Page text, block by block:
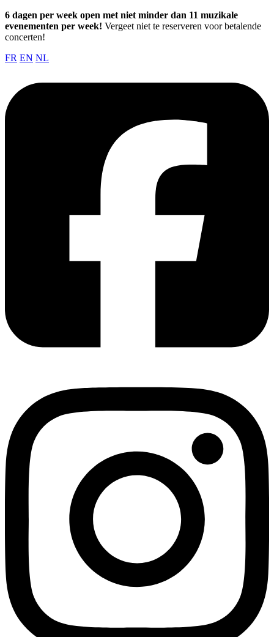
6 dagen per week open met niet minder dan 11 muzikale
evenementen per week! Vergeet niet te reserveren voor betalende
concerten!
FR EN NL